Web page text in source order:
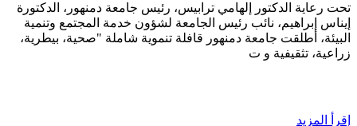
تحت رعاية الدكتور إلهامي ترابيس، رئيس جامعة دمنهور، الدكتورة
إيناس إبراهيم، نائب رئيس الجامعة لشؤون خدمة المجتمع وتنمية
البيئة، أطلقت جامعة دمنهور قافلة تنموية شاملة "صحية، بيطرية،
زراعية، تثقيفية و ت
إقرأ المزيد